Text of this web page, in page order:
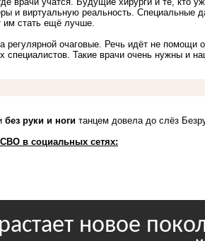
и виртуальную реальность. Специальные
им стать ещё лучше.
регулярной очаговые. Речь идёт не помощи
специалистов. Такие врачи очень нужны и
без руки и ноги танцем довела до слёз
в социальных сетях: